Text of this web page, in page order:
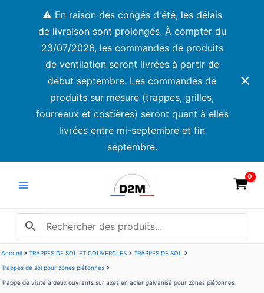
⚠️ En raison des congés d'été, les délais
de livraison sont prolongés. À compter du
23/07/2026, les commandes de produits
de ventilation seront livrées à partir de
début septembre. Les commandes de
produits sur mesure (trappes, grilles,
fourreaux et costières) seront quant à elles
livrées entre mi-septembre et fin
septembre.
Accueil TRAPPES DE SOL ET COUVERCLES TRAPPES DE SOL
Trappes de sol pour zones piétonnes
Trappe de visite à deux ouvrants sur axes en acier galvanisé pour zones piétonnes